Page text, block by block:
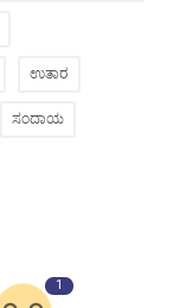
ಉತಾರ
ಸಂದಾಯ
1